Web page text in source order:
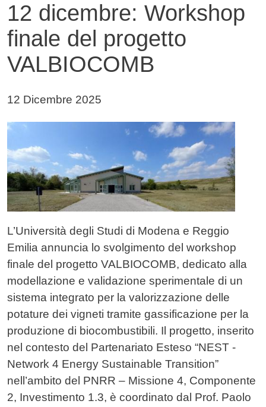
12 dicembre: Workshop
finale del progetto
VALBIOCOMB
Data di pubblicazione della notizia
12 Dicembre 2025
Immagine notizia
Immagine
Testo notizia
L’Università degli Studi di Modena e Reggio
Emilia annuncia lo svolgimento del workshop
finale del progetto VALBIOCOMB, dedicato alla
modellazione e validazione sperimentale di un
sistema integrato per la valorizzazione delle
potature dei vigneti tramite gassificazione per la
produzione di biocombustibili. Il progetto, inserito
nel contesto del Partenariato Esteso “NEST -
Network 4 Energy Sustainable Transition”
nell’ambito del PNRR – Missione 4, Componente
2, Investimento 1.3, è coordinato dal Prof. Paolo